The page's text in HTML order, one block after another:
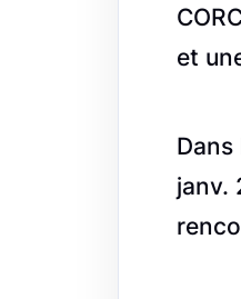
et
Dans
janv.